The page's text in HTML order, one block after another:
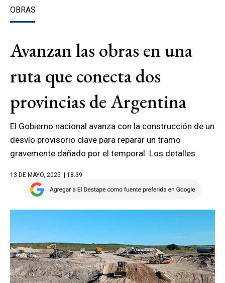
OBRAS
Avanzan las obras en una
ruta que conecta dos
provincias de Argentina
El Gobierno nacional avanza con la construcción de un
desvío provisorio clave para reparar un tramo
gravemente dañado por el temporal. Los detalles.
13 DE MAYO, 2025 | 18.39